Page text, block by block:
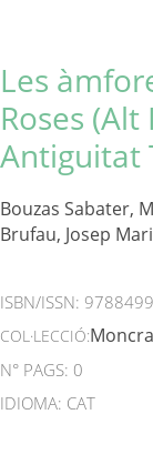
Les
Roses
Antiguitat
Bouzas Sabater,
Brufau, Josep
ISBN/ISSN:
COL·LECCIÓ:
N° PAGS: 0
IDIOMA: CAT